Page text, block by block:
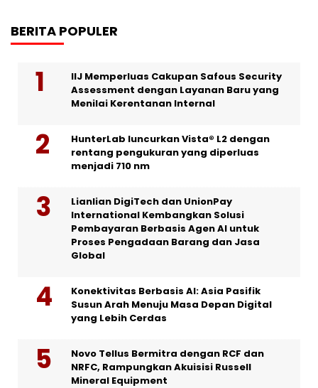
BERITA POPULER
IIJ Memperluas Cakupan Safous Security
Assessment dengan Layanan Baru yang
Menilai Kerentanan Internal
HunterLab luncurkan Vista® L2 dengan
rentang pengukuran yang diperluas
menjadi 710 nm
Lianlian DigiTech dan UnionPay
International Kembangkan Solusi
Pembayaran Berbasis Agen AI untuk
Proses Pengadaan Barang dan Jasa
Global
Konektivitas Berbasis AI: Asia Pasifik
Susun Arah Menuju Masa Depan Digital
yang Lebih Cerdas
Novo Tellus Bermitra dengan RCF dan
NRFC, Rampungkan Akuisisi Russell
Mineral Equipment